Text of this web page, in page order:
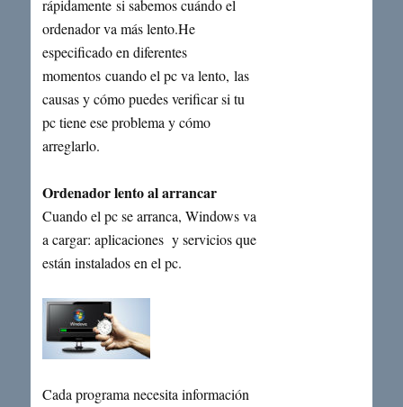
rápidamente si sabemos cuándo el
ordenador va más lento.He
especificado en diferentes
momentos cuando el pc va lento, las
causas y cómo puedes verificar si tu
pc tiene ese problema y cómo
arreglarlo.
Ordenador lento al arrancar
Cuando el pc se arranca, Windows va
a cargar: aplicaciones y servicios que
están instalados en el pc.
Cada programa necesita información